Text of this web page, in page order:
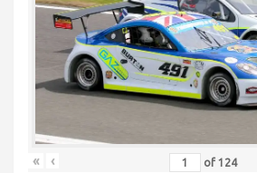
« ‹ of 124